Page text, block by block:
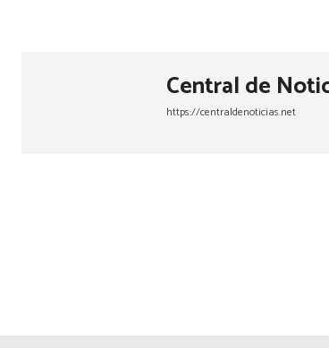
Central de
https://centraldenoticias.net